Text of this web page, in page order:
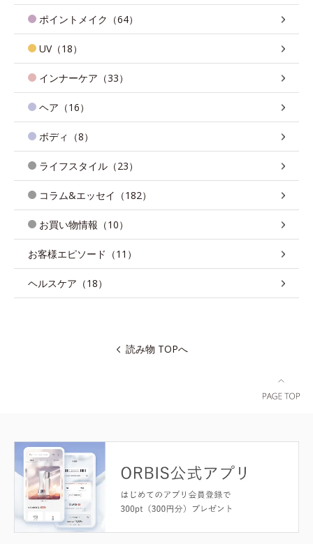
ポイントメイク（64）
UV（18）
インナーケア（33）
ヘア（16）
ボディ（8）
ライフスタイル（23）
コラム&エッセイ（182）
お買い物情報（10）
お客様エピソード（11）
ヘルスケア（18）
読み物 TOPへ